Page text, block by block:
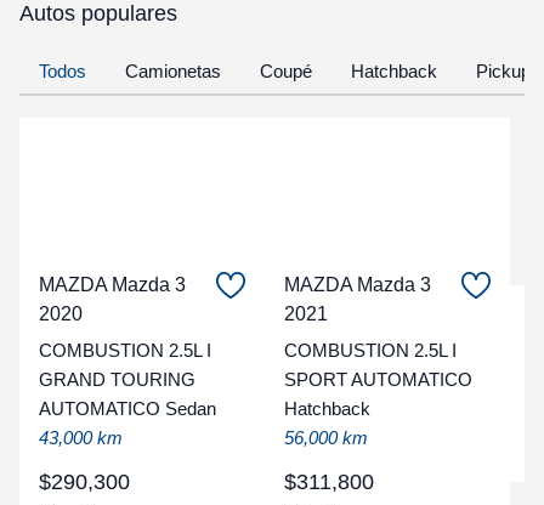
Autos populares
Todos Camionetas Coupé Hatchback Pickup
MAZDA Mazda 3
2020
COMBUSTION 2.5L I
GRAND TOURING
AUTOMATICO Sedan
43,000 km
$290,300
MAZDA Mazda 3
2021
COMBUSTION 2.5L I
SPORT AUTOMATICO
Hatchback
56,000 km
$311,800